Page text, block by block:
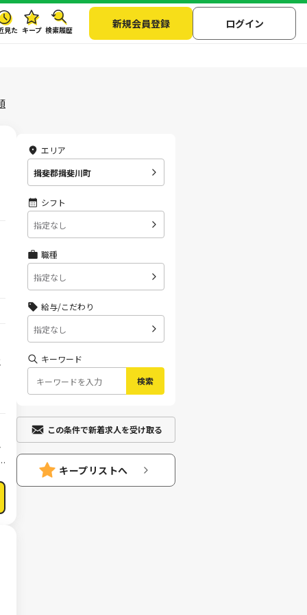
見た キープ 検索履歴 新規会員登録 ログイン
エリア
揖斐郡揖斐川町
シフト
指定なし
職種
指定なし
給与/こだわり
指定なし
キーワード
検索
この条件で新着求人を受け取る
キープリストへ